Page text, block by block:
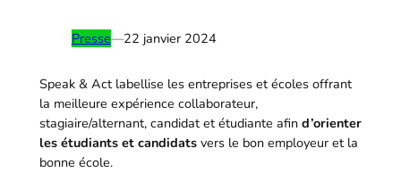
Presse—22 janvier 2024
Speak & Act labellise les entreprises et écoles offrant
la meilleure expérience collaborateur,
stagiaire/alternant, candidat et étudiante afin d’orienter
les étudiants et candidatsvers le bon employeur et la
bonne école.